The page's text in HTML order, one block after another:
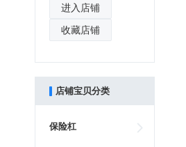
进入店铺
收藏店铺
店铺宝贝分类
保险杠